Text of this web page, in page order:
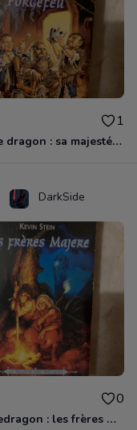
1
Lance dragon : sa majesté forgefeu
DarkSide
0
Lancedragon : les frères majères